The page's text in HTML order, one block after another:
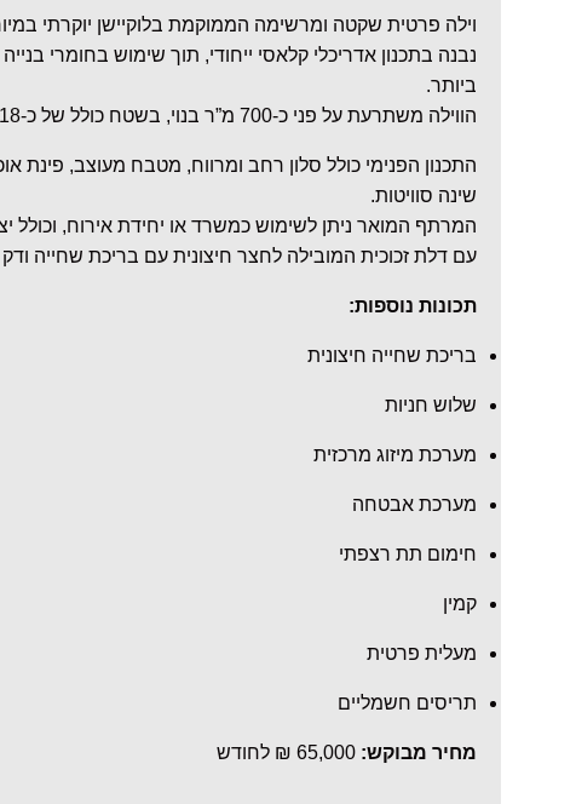
וילה פרטית שקטה ומרשימה הממוקמת בלוקיישן יוקרתי
נבנה בתכנון אדריכלי קלאסי ייחודי, תוך שימוש בחומרי
ביותר.
הווילה משתרעת על פני כ-700 מ”ר בנוי, בשטח כולל של כ-1,418 מ”ר.
התכנון הפנימי כולל סלון רחב ומרווח, מטבח מעוצב, פינת
שינה סוויטות.
המרתף המואר ניתן לשימוש כמשרד או יחידת אירוח, וכולל
עם דלת זכוכית המובילה לחצר חיצונית עם בריכת שחייה ודק
תכונות נוספות:
בריכת שחייה חיצונית
שלוש חניות
מערכת מיזוג מרכזית
מערכת אבטחה
חימום תת רצפתי
קמין
מעלית פרטית
תריסים חשמליים
מחיר מבוקש: